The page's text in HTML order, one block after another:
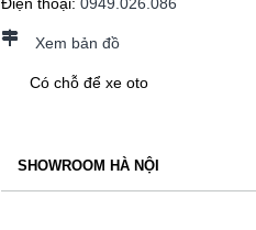
Xem bản đồ
Có chỗ để xe oto
SHOWROOM HÀ NỘI